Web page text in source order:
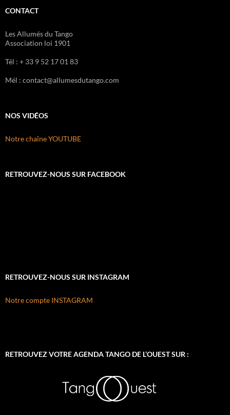
CONTACT
Les Allumés du Tango
Association loi 1901
Tél : + 33 9 52 17 01 83
Mél : contact@allumesdutango.com
NOS VIDÉOS
Notre chaîne YOUTUBE
RETROUVEZ-NOUS SUR FACEBOOK
RETROUVEZ-NOUS SUR INSTAGRAM
Notre compte INSTAGRAM
RETROUVEZ VOTRE AGENDA TANGO DE L’OUEST SUR :